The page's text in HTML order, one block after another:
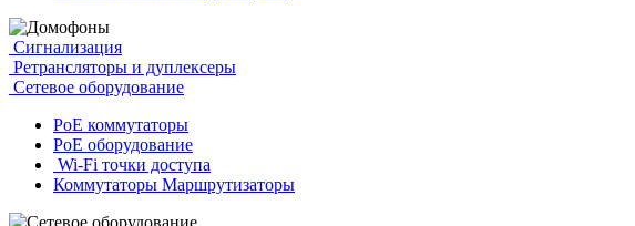
Сигнализация
Ретрансляторы и дуплексеры
Сетевое оборудование
PoE коммутаторы
PoE оборудование
Wi-Fi точки доступа
Коммутаторы Маршрутизаторы